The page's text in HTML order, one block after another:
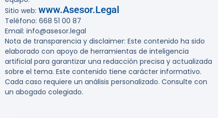
Sitio web: www.Asesor.Legal
Teléfono: 668 51 00 87
Email: info@asesor.legal
Nota de transparencia y disclaimer: Este contenido ha sido
elaborado con apoyo de herramientas de inteligencia
artificial para garantizar una redacción precisa y actualizada
sobre el tema. Este contenido tiene carácter informativo.
Cada caso requiere un análisis personalizado. Consulte con
un abogado colegiado.